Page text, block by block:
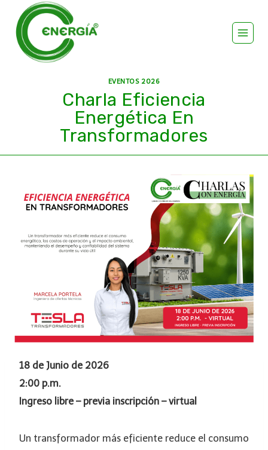
EVENTOS 2026
Charla Eficiencia
Energética En
Transformadores
18 de Junio de 2026
2:00 p.m.
Ingreso libre – previa inscripción – virtual
Un transformador más eficiente reduce el consumo